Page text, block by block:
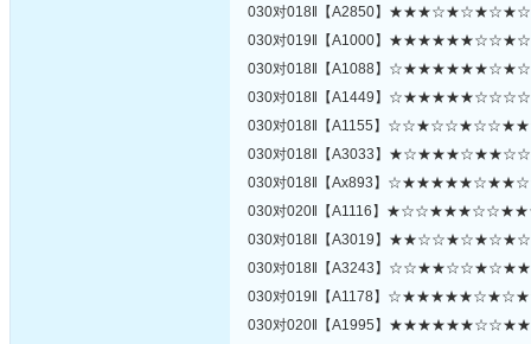
030对018‖【A2850】
030对019‖【A1000】
030对018‖【A1088】
030对018‖【A1449】
030对018‖【A1155】
030对018‖【A3033】
030对018‖【Ax893】
030对020‖【A1116】
030对018‖【A3019】
030对018‖【A3243】
030对019‖【A1178】
030对020‖【A1995】